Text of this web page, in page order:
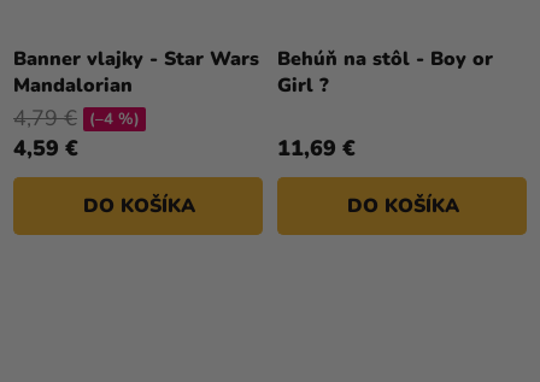
Banner vlajky - Star Wars
Mandalorian
4,59 €
4,79 € (–4 %)
DO KOŠÍKA
Behúň na stôl - Boy or
Girl ?
11,69 €
DO KOŠÍKA